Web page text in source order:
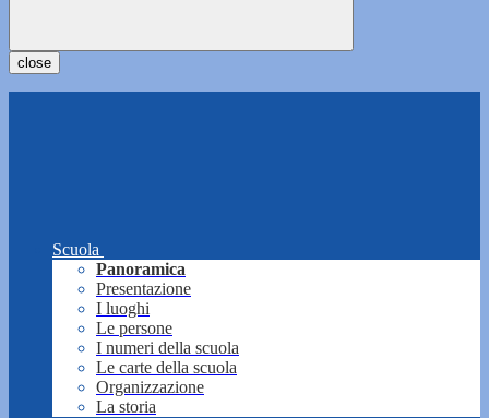
close
Scuola
Panoramica
Presentazione
I luoghi
Le persone
I numeri della scuola
Le carte della scuola
Organizzazione
La storia